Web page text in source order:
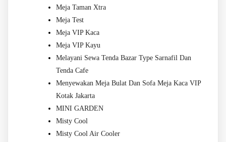
Meja Taman Xtra
Meja Test
Meja VIP Kaca
Meja VIP Kayu
Melayani Sewa Tenda Bazar Type Sarnafil Dan
Tenda Cafe
Menyewakan Meja Bulat Dan Sofa Meja Kaca VIP
Kotak Jakarta
MINI GARDEN
Misty Cool
Misty Cool Air Cooler